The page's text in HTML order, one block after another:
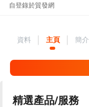
自登錄於貿發網
資料 主頁 簡介
精選產品/服務